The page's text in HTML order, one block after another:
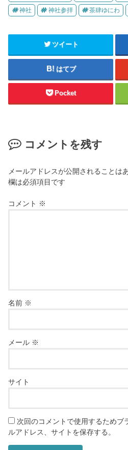
神社 神社参拝 茶肆ゆにわ
ツイート
はてブ
Pocket
コメントを残す
メールアドレスが公開されることは
欄は必須項目です
コメント ※
名前 ※
メール ※
サイト
次回のコメントで使用するためブ
ルアドレス、サイトを保存する。